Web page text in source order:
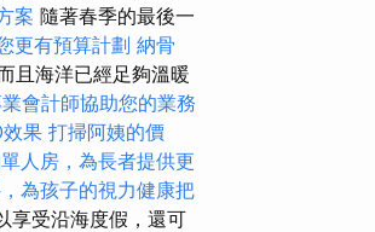
案 隨著春季的最後一
更有預算計劃 納骨
且海洋已經足夠溫暖
會計師協助您的業務
果 打掃阿姨的價
人房，為長者提供更
為孩子的視力健康把
享受沿海度假，還可